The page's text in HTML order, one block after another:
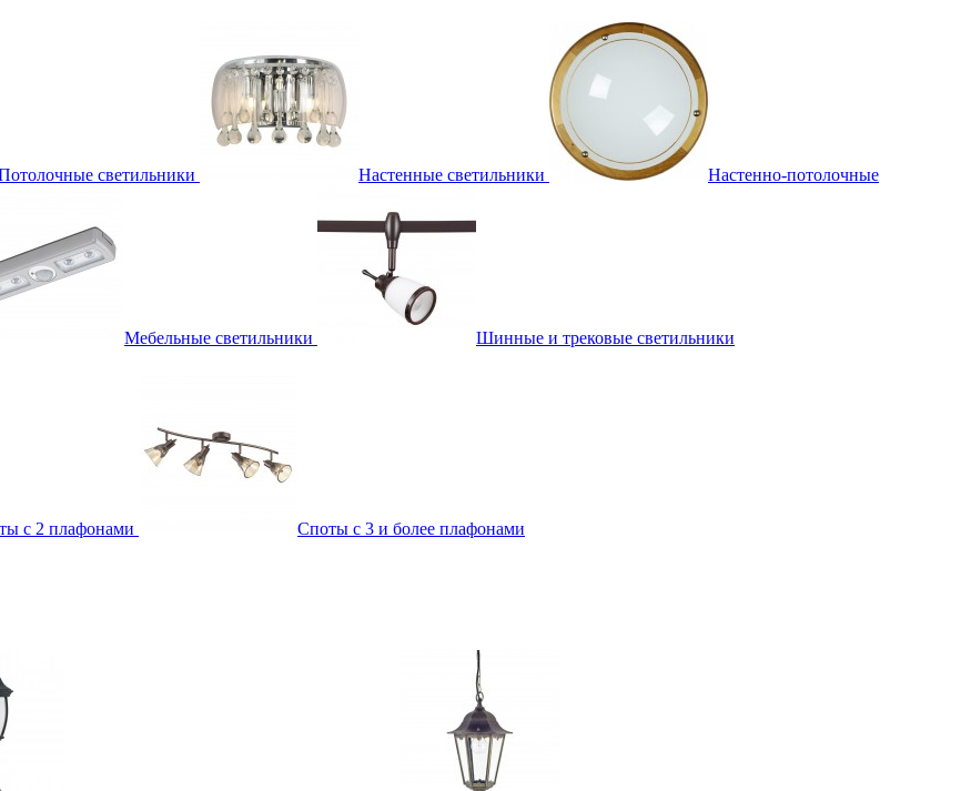
светильники Настенные светильники Настенно-потолочные
Мебельные светильники
Шинные и трековые светильники
с 2 плафонами
Споты с 3 и более плафонами